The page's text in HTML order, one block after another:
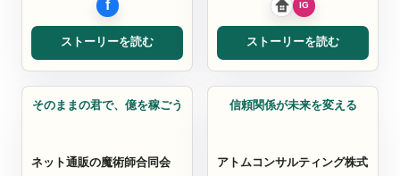
境を作りま…
ストーリーを読む ストーリーを読む
コンサルタント
そのままの君で、億を稼ごう
ネット通販の魔術師合同会
コンサルタント
信頼関係が未来を変える
アトムコンサルティング株式